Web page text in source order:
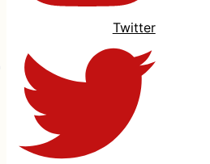
Twitter